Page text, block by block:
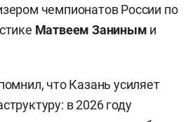
чемпионатов России по
Матвеем Заниным и
что Казань усиляет
в 2026 году